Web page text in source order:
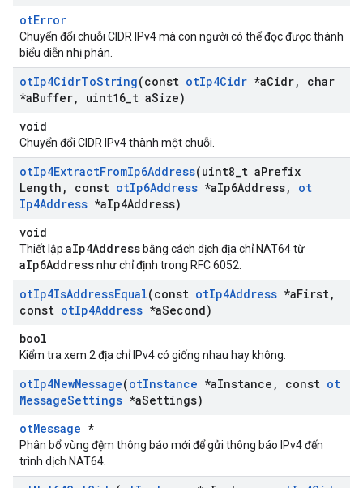
otError
Chuyển đổi chuỗi CIDR IPv4 mà con người có thể đọc được thành
biểu diễn nhị phân.
otIp4CidrToString(const otIp4Cidr *aCidr,
char
*aBuffer, uint16 t aSize)
void
Chuyển đổi CIDR IPv4 thành một chuỗi.
otIp4ExtractFromIp6Address(uint8 t aPrefix
Length , const otIp6Address *aIp6Address,
ot
Ip4Address *aIp4Address)
void
Thiết lập aIp4Address bằng cách dịch địa chỉ NAT64 từ
aIp6Addressnhư chỉ định trong RFC 6052.
otIp4IsAddressEqual(const otIp4Address *aFirst,
const otIp4Address *aSecond)
bool
Kiểm tra xem 2 địa chỉ IPv4 có giống nhau hay không.
otIp4NewMessage(otInstance *aInstance , const ot
MessageSettings *aSettings)
otMessage *
Phân bổ vùng đệm thông báo mới để gửi thông báo IPv4 đến
trình dịch NAT64.